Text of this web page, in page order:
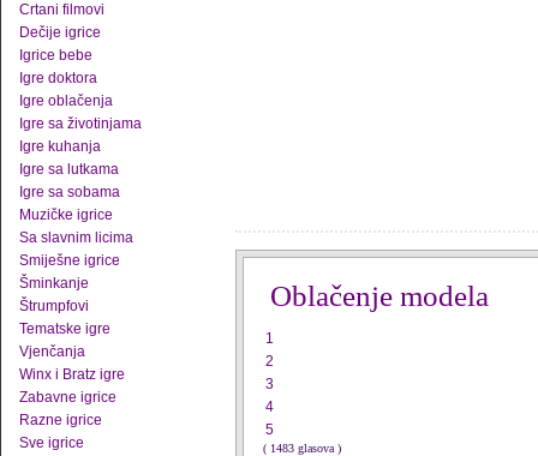
Crtani filmovi
Dečije igrice
Igrice bebe
Igre doktora
Igre oblačenja
Igre sa životinjama
Igre kuhanja
Igre sa lutkama
Igre sa sobama
Muzičke igrice
Sa slavnim licima
Smiješne igrice
Šminkanje
Štrumpfovi
Tematske igre
Vjenčanja
Winx i Bratz igre
Zabavne igrice
Razne igrice
Sve igrice
Oblačenje modela
1
2
3
4
5
( 1483 glasova )